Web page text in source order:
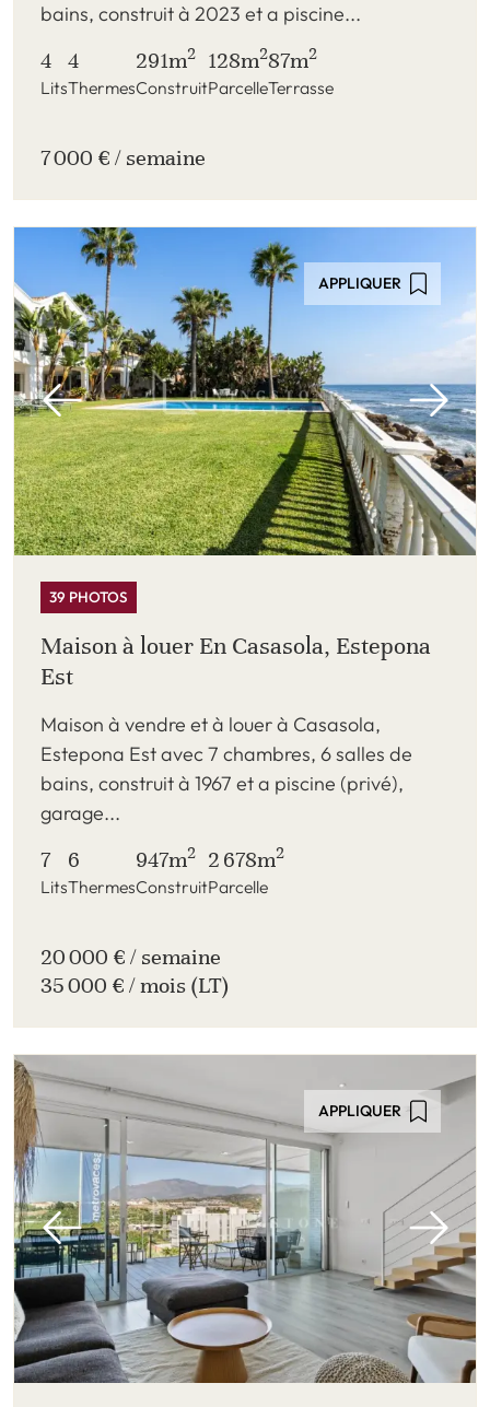
bains, construit à 2023 et a piscine...
4
Lits
4
Thermes
291m2
Construit
128m2
Parcelle
87m2
Terrasse
7 000 € / semaine
APPLIQUER
39 PHOTOS
Maison à louer En Casasola, Estepona
Est
Maison à vendre et à louer à Casasola,
Estepona Est avec 7 chambres, 6 salles de
bains, construit à 1967 et a piscine (privé),
garage...
7
Lits
6
Thermes
947m2
Construit
2 678m2
Parcelle
20 000 € / semaine
35 000 € / mois (LT)
APPLIQUER